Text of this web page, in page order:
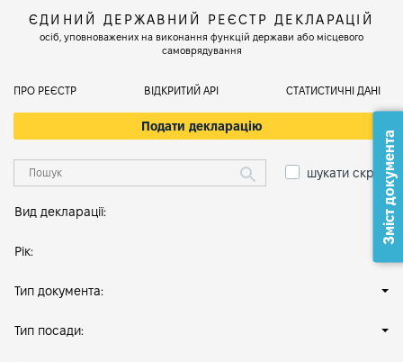
ЄДИНИЙ ДЕРЖАВНИЙ РЕЄСТР ДЕКЛАРАЦІЙ
осіб, уповноважених на виконання функцій держави або місцевого
самоврядування
ПРО РЕЄСТР ВІДКРИТИЙ АРІ СТАТИСТИЧНІ ДАНІ
Подати декларацію
шукати скрізь
Вид декларації:
Рік:
Тип документа:
Тип посади:
Зміст документа